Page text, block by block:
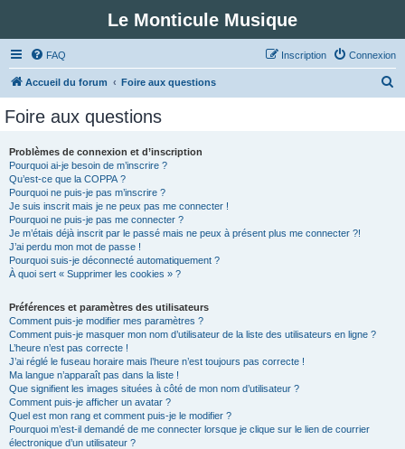
Le Monticule Musique
FAQ Connexion
Inscription
Accueil du forum Foire aux questions
Foire aux questions
Problèmes de connexion et d’inscription
Pourquoi ai-je besoin de m’inscrire ?
Qu’est-ce que la COPPA ?
Pourquoi ne puis-je pas m’inscrire ?
Je suis inscrit mais je ne peux pas me connecter !
Pourquoi ne puis-je pas me connecter ?
Je m’étais déjà inscrit par le passé mais ne peux à présent plus me connecter ?!
J’ai perdu mon mot de passe !
Pourquoi suis-je déconnecté automatiquement ?
À quoi sert « Supprimer les cookies » ?
Préférences et paramètres des utilisateurs
Comment puis-je modifier mes paramètres ?
Comment puis-je masquer mon nom d’utilisateur de la liste des utilisateurs en ligne ?
L’heure n’est pas correcte !
J’ai réglé le fuseau horaire mais l’heure n’est toujours pas correcte !
Ma langue n’apparaît pas dans la liste !
Que signifient les images situées à côté de mon nom d’utilisateur ?
Comment puis-je afficher un avatar ?
Quel est mon rang et comment puis-je le modifier ?
Pourquoi m’est-il demandé de me connecter lorsque je clique sur le lien de courrier
électronique d’un utilisateur ?